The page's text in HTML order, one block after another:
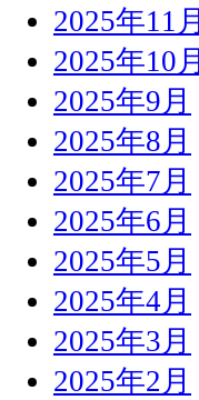
2025年11月
2025年10月
2025年9月
2025年8月
2025年7月
2025年6月
2025年5月
2025年4月
2025年3月
2025年2月